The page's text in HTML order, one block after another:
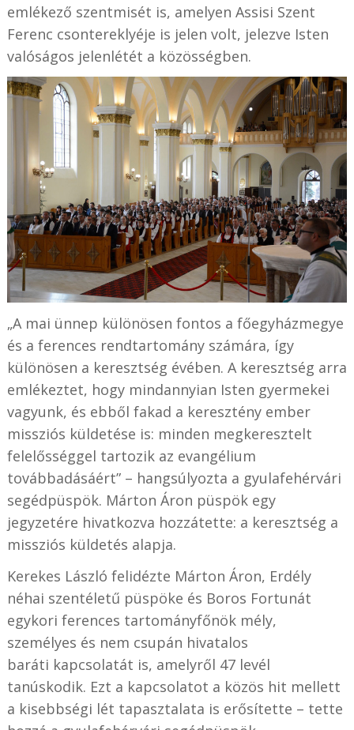
emlékező szentmisét is, amelyen Assisi Szent
Ferenc csontereklyéje is jelen volt, jelezve Isten
valóságos jelenlétét a közösségben.
„A mai ünnep különösen fontos a főegyházmegye
és a ferences rendtartomány számára, így
különösen a keresztség évében. A keresztség arra
emlékeztet, hogy mindannyian Isten gyermekei
vagyunk, és ebből fakad a keresztény ember
missziós küldetése is: minden megkeresztelt
felelősséggel tartozik az evangélium
továbbadásáért” – hangsúlyozta a gyulafehérvári
segédpüspök. Márton Áron püspök egy
jegyzetére hivatkozva hozzátette: a keresztség a
missziós küldetés alapja.
Kerekes László felidézte Márton Áron, Erdély
néhai szentéletű püspöke és Boros Fortunát
egykori ferences tartományfőnök mély,
személyes és nem csupán hivatalos
baráti kapcsolatát is, amelyről 47 levél
tanúskodik. Ezt a kapcsolatot a közös hit mellett
a kisebbségi lét tapasztalata is erősítette – tette